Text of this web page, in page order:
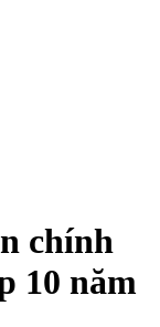
chính
10 năm